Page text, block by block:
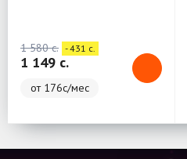
1 580 c. - 431 c.
1 149 c.
от 176с/мес